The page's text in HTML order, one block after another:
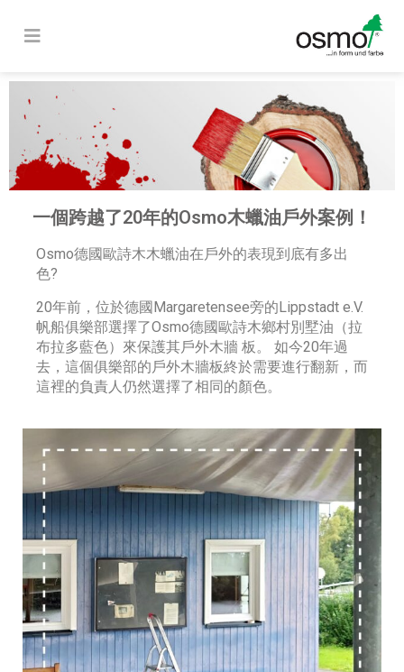
一個跨越了20年的Osmo木蠟油戶外案例！
Osmo德國歐詩木木蠟油在戶外的表現到底有多出
色?
20年前，位於德國Margaretensee旁的Lippstadt e.V.
帆船俱樂部選擇了Osmo德國歐詩木鄉村別墅油（拉
布拉多藍色）來保護其戶外木牆 板。 如今20年過
去，這個俱樂部的戶外木牆板終於需要進行翻新，而
這裡的負責人仍然選擇了相同的顏色。